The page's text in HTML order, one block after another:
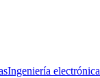
Ingeniería electrónica